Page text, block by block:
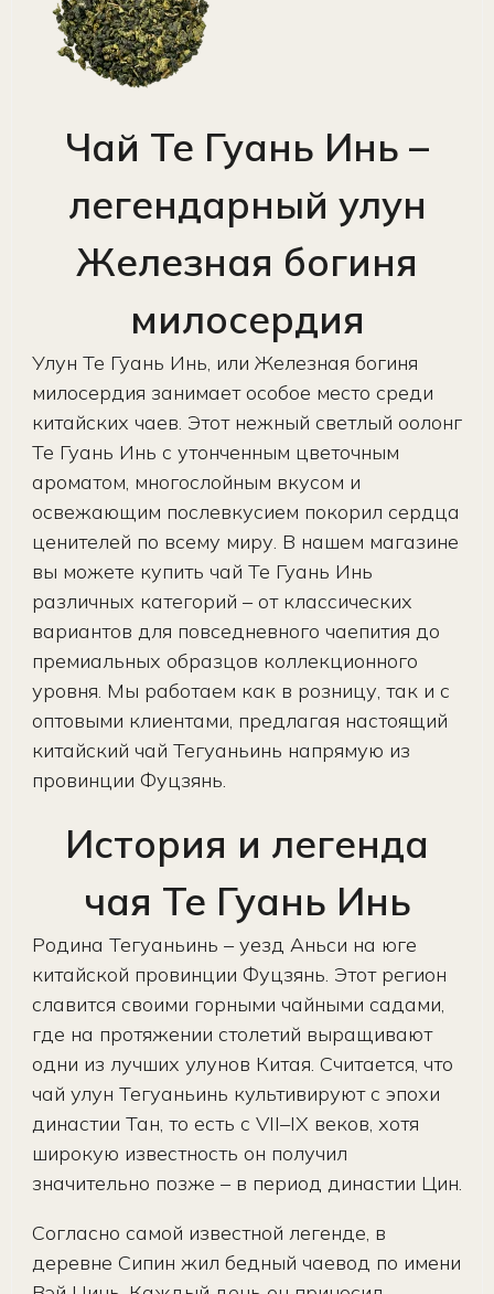
Чай Те Гуань Инь –
легендарный улун
Железная богиня
милосердия
Улун Те Гуань Инь, или Железная богиня
милосердия занимает особое место среди
китайских чаев. Этот нежный светлый оолонг
Те Гуань Инь с утонченным цветочным
ароматом, многослойным вкусом и
освежающим послевкусием покорил сердца
ценителей по всему миру. В нашем магазине
вы можете купить чай Те Гуань Инь
различных категорий – от классических
вариантов для повседневного чаепития до
премиальных образцов коллекционного
уровня. Мы работаем как в розницу, так и с
оптовыми клиентами, предлагая настоящий
китайский чай Тегуаньинь напрямую из
провинции Фуцзянь.
История и легенда
чая Те Гуань Инь
Родина Тегуаньинь – уезд Аньси на юге
китайской провинции Фуцзянь. Этот регион
славится своими горными чайными садами,
где на протяжении столетий выращивают
одни из лучших улунов Китая. Считается, что
чай улун Тегуаньинь культивируют с эпохи
династии Тан, то есть с VII–IX веков, хотя
широкую известность он получил
значительно позже – в период династии Цин.
Согласно самой известной легенде, в
деревне Сипин жил бедный чаевод по имени